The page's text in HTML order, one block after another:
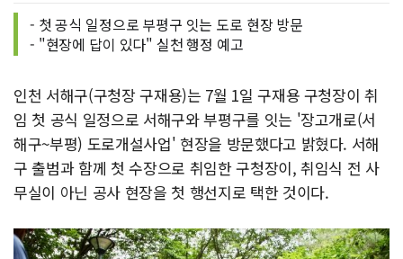
- 첫 공식 일정으로 부평구 잇는 도로 현장 방문
- "현장에 답이 있다" 실천 행정 예고
인천 서해구(구청장 구재용)는 7월 1일 구재용 구청장이 취
임 첫 공식 일정으로 서해구와 부평구를 잇는 '장고개로(서
해구~부평) 도로개설사업' 현장을 방문했다고 밝혔다. 서해
구 출범과 함께 첫 수장으로 취임한 구청장이, 취임식 전 사
무실이 아닌 공사 현장을 첫 행선지로 택한 것이다.